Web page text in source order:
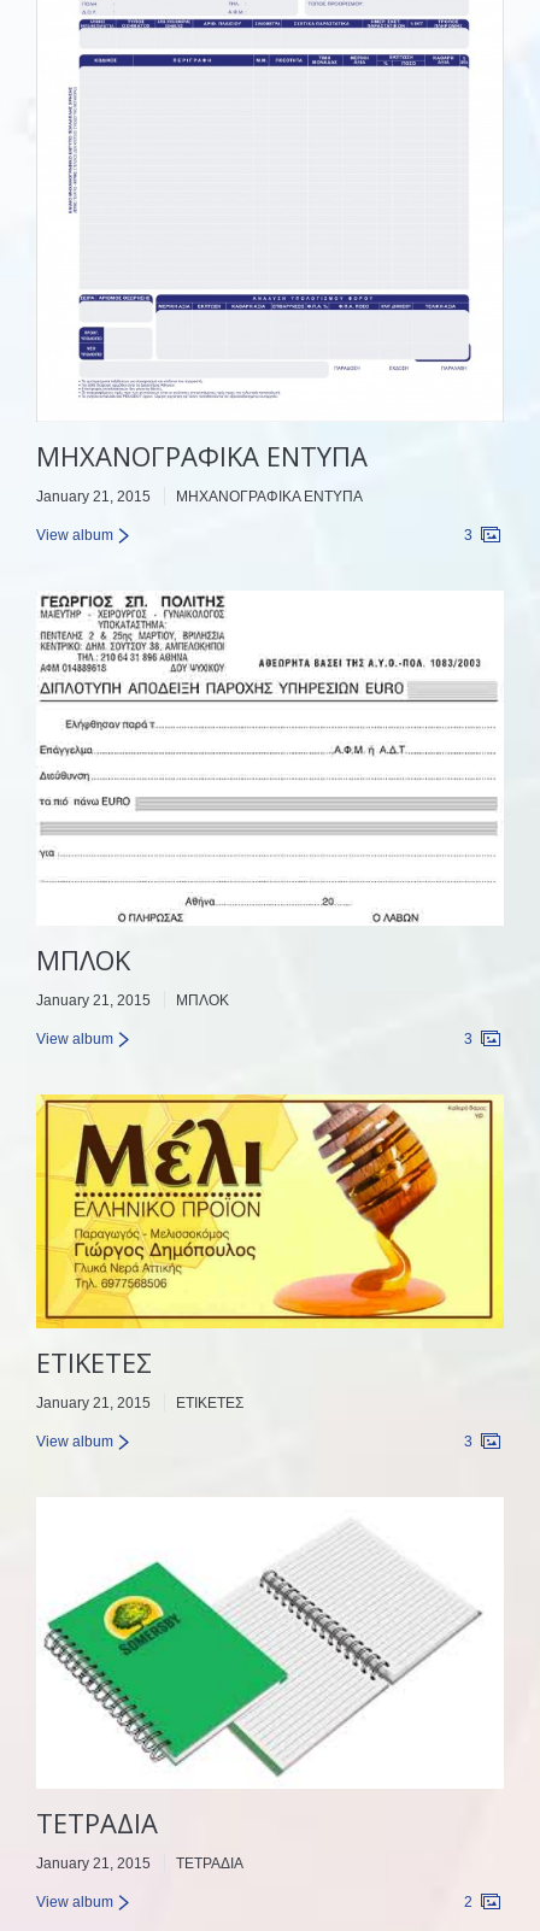
ΜΗΧΑΝΟΓΡΑΦΙΚΑ ΕΝΤΥΠΑ
January 21, 2015 ΜΗΧΑΝΟΓΡΑΦΙΚΑ ΕΝΤΥΠΑ
View album 3
ΜΠΛΟΚ
January 21, 2015 ΜΠΛΟΚ
View album 3
ΕΤΙΚΕΤΕΣ
January 21, 2015 ΕΤΙΚΕΤΕΣ
View album 3
ΤΕΤΡΑΔΙΑ
January 21, 2015 ΤΕΤΡΑΔΙΑ
View album 2